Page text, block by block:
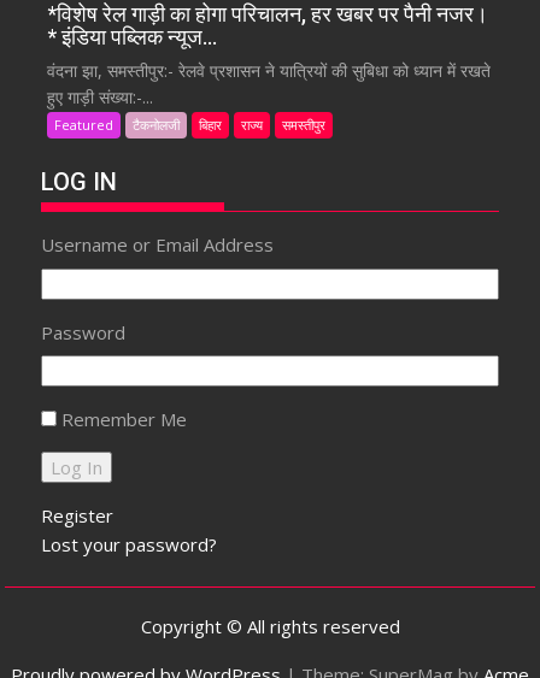
*विशेष रेल गाड़ी का होगा परिचालन, हर खबर पर पैनी नजर।
* इंडिया पब्लिक न्यूज…
वंदना झा, समस्तीपुर:- रेलवे प्रशासन ने यात्रियों की सुबिधा को ध्यान में रखते
हुए गाड़ी संख्या:-...
Featured टैकनोलजी बिहार राज्य समस्तीपुर
LOG IN
Username or Email Address
Password
Remember Me
Register
Lost your password?
Copyright © All rights reserved